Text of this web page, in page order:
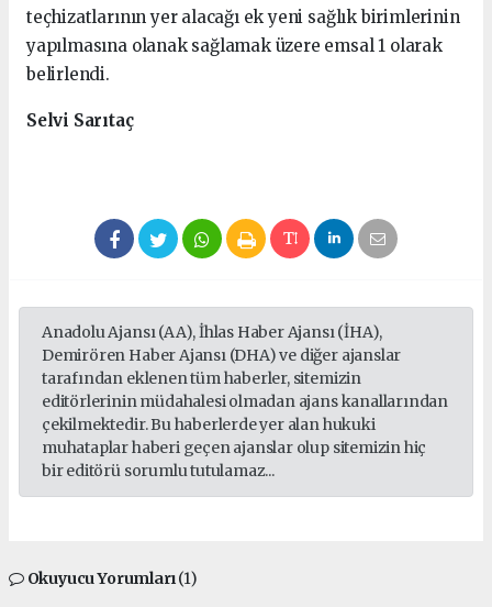
teçhizatlarının yer alacağı ek yeni sağlık birimlerinin
yapılmasına olanak sağlamak üzere emsal 1 olarak
belirlendi.
Selvi Sarıtaç
Anadolu Ajansı (AA), İhlas Haber Ajansı (İHA),
Demirören Haber Ajansı (DHA) ve diğer ajanslar
tarafından eklenen tüm haberler, sitemizin
editörlerinin müdahalesi olmadan ajans kanallarından
çekilmektedir. Bu haberlerde yer alan hukuki
muhataplar haberi geçen ajanslar olup sitemizin hiç
bir editörü sorumlu tutulamaz...
Okuyucu Yorumları(1)